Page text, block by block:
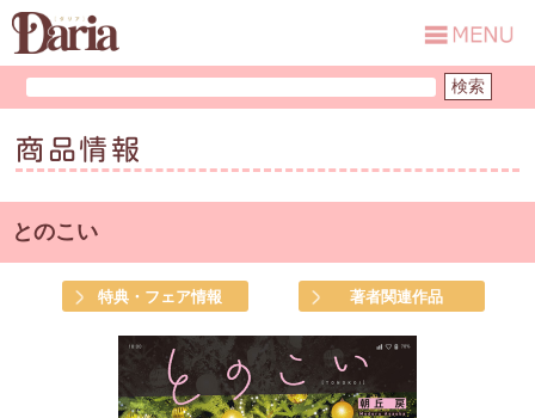
商品情報
とのこい
特典・フェア情報 著者関連作品